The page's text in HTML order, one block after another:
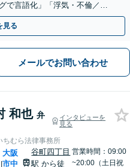
で言語化」「浮気・不倫／慰
休日・夜間相談可】
見る
メールでお問い合わせ
和也 弁
インタビューを
見る
ちむら法律事務所
|
大阪
市中
谷町四丁目
駅から徒
営業時間：09:00
~20:00（土日祝